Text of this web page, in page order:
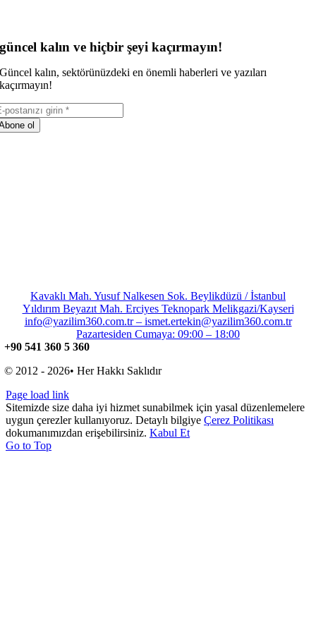
güncel kalın ve hiçbir şeyi kaçırmayın!
Güncel kalın, sektörünüzdeki en önemli haberleri ve yazıları
kaçırmayın!
ol
Kavaklı Mah. Yusuf Nalkesen Sok. Beylikdüzü / İstanbul
Yıldırım Beyazıt Mah. Erciyes Teknopark Melikgazi/Kayseri
info@yazilim360.com.tr – ismet.ertekin@yazilim360.com.tr
Pazartesiden Cumaya: 09:00 – 18:00
+90 541 360 5 360
© 2012 - 2026• Her Hakkı Saklıdır
Page load link
Sitemizde size daha iyi hizmet sunabilmek için yasal düzenlemelere
uygun çerezler kullanıyoruz. Detaylı bilgiye Çerez Politikası
dokumanımızdan erişebilirsiniz. Kabul Et
Go to Top